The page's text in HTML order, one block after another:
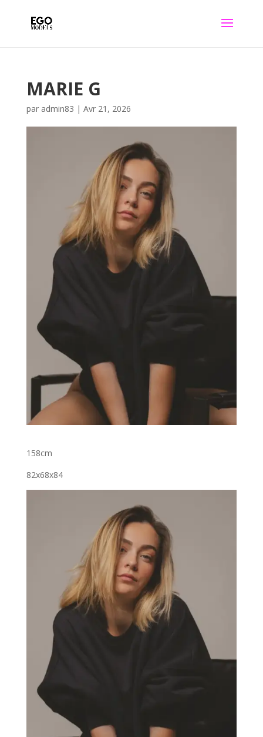
MARIE G
par admin83 | Avr 21, 2026
158cm
82x68x84